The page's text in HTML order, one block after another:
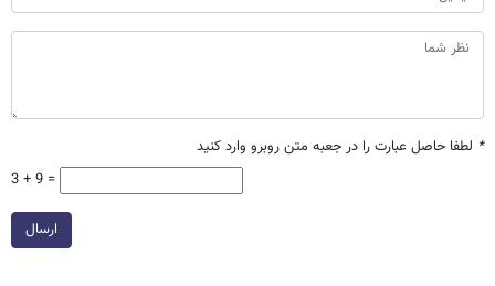
* لطفا حاصل عبارت را در جعبه متن روبرو وارد کنید
3 + 9 =
ارسال